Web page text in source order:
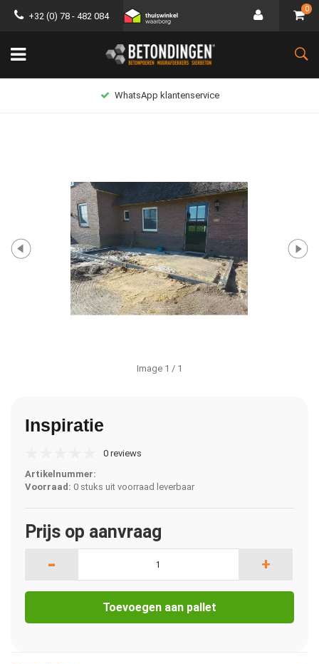
+32 (0) 78 - 482 084
0
WhatsApp klantenservice
Image 1 / 1
Inspiratie
0 reviews
Artikelnummer:
Voorraad: 0 stuks uit voorraad leverbaar
Prijs op aanvraag
- +
Toevoegen aan pallet